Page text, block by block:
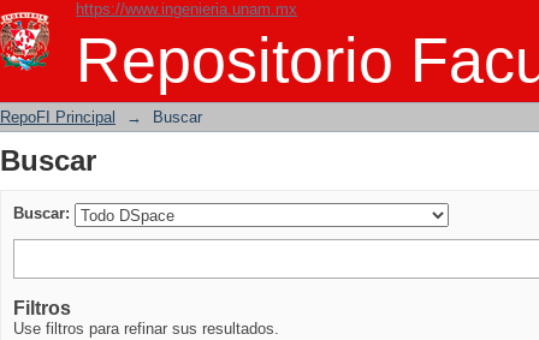
https://www.ingenieria.unam.mx
Repositorio
Buscar
RepoFI Principal → Buscar
Buscar
Buscar:
Filtros
Use filtros para refinar sus resultados.